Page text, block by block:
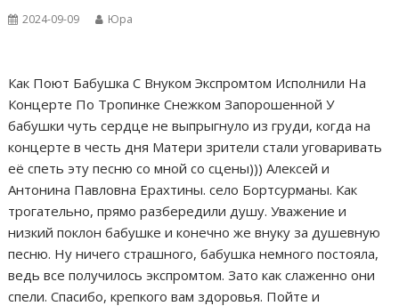
2024-09-09 Юра
Как Поют Бабушка С Внуком Экспромтом Исполнили На
Концерте По Тропинке Снежком Запорошенной У
бабушки чуть сердце не выпрыгнуло из груди, когда на
концерте в честь дня Матери зрители стали уговаривать
её спеть эту песню со мной со сцены))) Алексей и
Антонина Павловна Ерахтины. село Бортсурманы. Как
трогательно, прямо разбередили душу. Уважение и
низкий поклон бабушке и конечно же внуку за душевную
песню. Ну ничего страшного, бабушка немного постояла,
ведь все получилось экспромтом. Зато как слаженно они
спели. Спасибо, крепкого вам здоровья. Пойте и